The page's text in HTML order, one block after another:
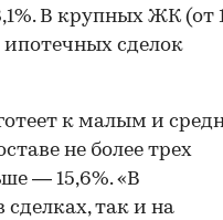
В крупных ЖК (от
ипотечных сделок
к малым и
не более трех
— 15,6%. «В
сделках, так и на